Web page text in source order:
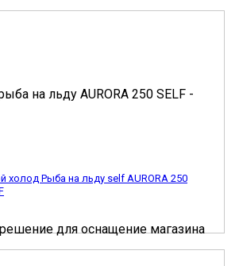
холод Рыба на льду self AURORA 250